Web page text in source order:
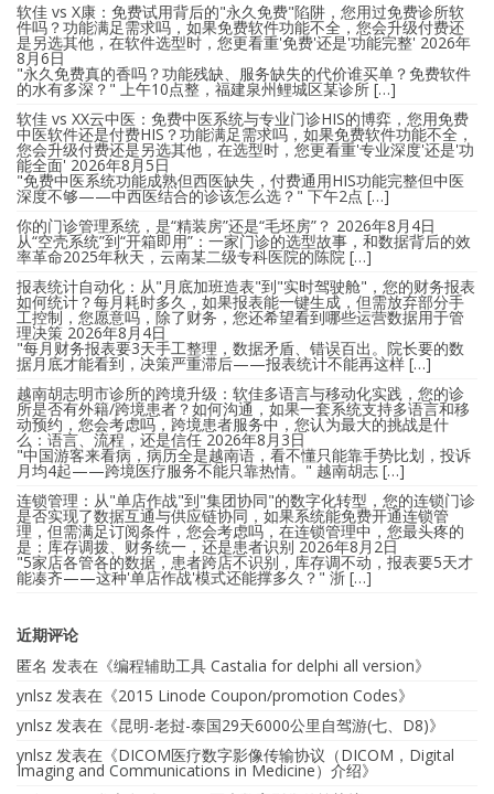
软佳 vs X康：免费试用背后的"永久免费"陷阱，您用过免费诊所软
件吗？功能满足需求吗，如果免费软件功能不全，您会升级付费还
是另选其他，在软件选型时，您更看重'免费'还是'功能完整' 2026年
8月6日
"永久免费真的香吗？功能残缺、服务缺失的代价谁买单？免费软件
的水有多深？" 上午10点整，福建泉州鲤城区某诊所 […]
软佳 vs XX云中医：免费中医系统与专业门诊HIS的博弈，您用免费
中医软件还是付费HIS？功能满足需求吗，如果免费软件功能不全，
您会升级付费还是另选其他，在选型时，您更看重'专业深度'还是'功
能全面' 2026年8月5日
"免费中医系统功能成熟但西医缺失，付费通用HIS功能完整但中医
深度不够——中西医结合的诊该怎么选？" 下午2点 […]
你的门诊管理系统，是“精装房”还是“毛坯房”？ 2026年8月4日
从“空壳系统”到“开箱即用”：一家门诊的选型故事，和数据背后的效
率革命2025年秋天，云南某二级专科医院的陈院 […]
报表统计自动化：从"月底加班造表"到"实时驾驶舱"，您的财务报表
如何统计？每月耗时多久，如果报表能一键生成，但需放弃部分手
工控制，您愿意吗，除了财务，您还希望看到哪些运营数据用于管
理决策 2026年8月4日
"每月财务报表要3天手工整理，数据矛盾、错误百出。院长要的数
据月底才能看到，决策严重滞后——报表统计不能再这样 […]
越南胡志明市诊所的跨境升级：软佳多语言与移动化实践，您的诊
所是否有外籍/跨境患者？如何沟通，如果一套系统支持多语言和移
动预约，您会考虑吗，跨境患者服务中，您认为最大的挑战是什
么：语言、流程，还是信任 2026年8月3日
"中国游客来看病，病历全是越南语，看不懂只能靠手势比划，投诉
月均4起——跨境医疗服务不能只靠热情。" 越南胡志 […]
连锁管理：从"单店作战"到"集团协同"的数字化转型，您的连锁门诊
是否实现了数据互通与供应链协同，如果系统能免费开通连锁管
理，但需满足订阅条件，您会考虑吗，在连锁管理中，您最头疼的
是：库存调拨、财务统一，还是患者识别 2026年8月2日
"5家店各管各的数据，患者跨店不识别，库存调不动，报表要5天才
能凑齐——这种'单店作战'模式还能撑多久？" 浙 […]
近期评论
匿名 发表在《编程辅助工具 Castalia for delphi all version》
ynlsz 发表在《2015 Linode Coupon/promotion Codes》
ynlsz 发表在《昆明-老挝-泰国29天6000公里自驾游(七、D8)》
ynlsz 发表在《DICOM医疗数字影像传输协议（DICOM，Digital
Imaging and Communications in Medicine）介绍》